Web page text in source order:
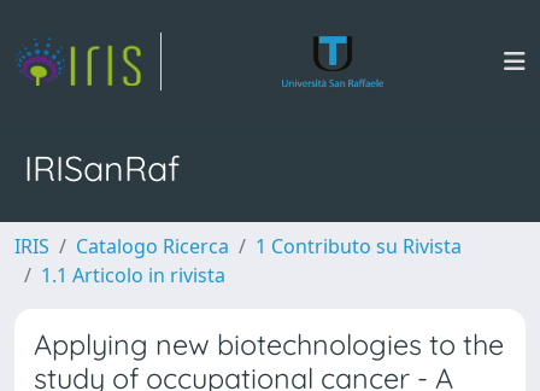
IRISanRaf
IRIS Catalogo Ricerca
1 Contributo su Rivista
1.1 Articolo in rivista
Applying new biotechnologies to the
study of occupational cancer - A